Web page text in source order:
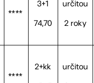
****
3+1
74,70
určitou
2 roky
****
2+kk určitou